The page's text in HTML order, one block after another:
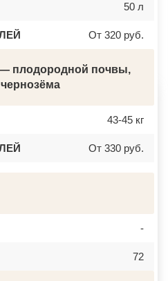
50 л
От 320 руб.
плодородной почвы,
43-45 кг
От 330 руб.
-
72